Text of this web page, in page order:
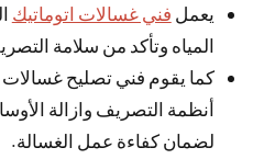
يعمل فني غسالات اتوماتيك
المياه وتأكد من سلامة
كما يقوم فني تصليح غسالات
أنظمة التصريف وازالة
لضمان كفاءة عمل الغسالة.